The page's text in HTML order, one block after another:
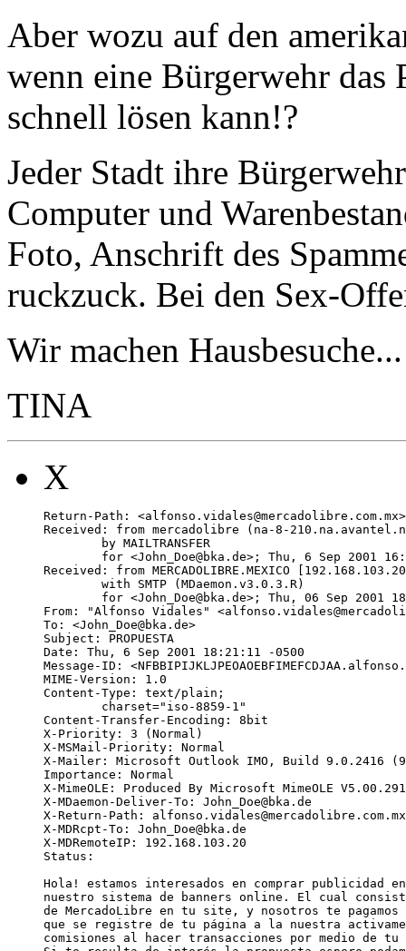
Aber wozu auf den
wenn eine Bürgerwehr das
schnell lösen kann!?
Jeder Stadt ihre
Computer und
Foto, Anschrift des
ruckzuck. Bei den Sex-
Wir machen Hausbesuche...
TINA
X
Return-Path: <alfonso.vidales@mercadolibre.com.mx>
Received: from mercadolibre (na-8-
Received: from MERCADOLIBRE.MEXICO
From: "Alfonso Vidales"
To: <John_Doe@bka.de>
Subject: PROPUESTA
Date: Thu, 6 Sep 2001 18:21:11 -0500
Message-ID:
MIME-Version: 1.0
Content-Type: text/plain;
Content-Transfer-Encoding: 8bit
X-Priority: 3 (Normal)
X-MSMail-Priority: Normal
X-Mailer: Microsoft Outlook IMO, Build 9.0.2416
Importance: Normal
X-MimeOLE: Produced By Microsoft MimeOLE
X-MDaemon-Deliver-To: John_Doe@bka.de
X-Return-Path: alfonso.vidales@mercadolibre.com.mx
X-MDRcpt-To: John_Doe@bka.de
X-MDRemoteIP: 192.168.103.20
Status:
Hola! estamos interesados en comprar publicidad
nuestro sistema de banners online. El cual
de MercadoLibre en tu site, y nosotros te pagamos
que se registre de tu página a la nuestra
comisiones al hacer transacciones por medio de